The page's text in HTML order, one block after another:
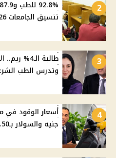
2
تنسيق الجامعات 2026 وأماكن المرحلة الثانية
3
طالبة
وتدرس الطب
4
جنيه والسولار بـ20.50 جنيه